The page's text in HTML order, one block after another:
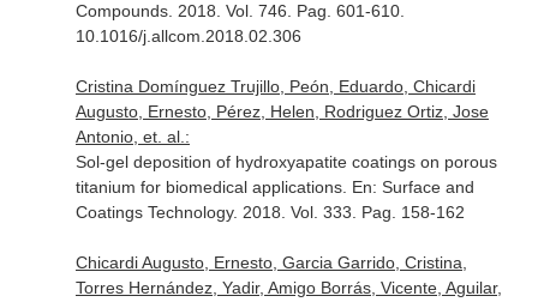
Compounds. 2018. Vol. 746. Pag. 601-610.
10.1016/j.allcom.2018.02.306
Cristina Domínguez Trujillo, Peón, Eduardo, Chicardi
Augusto, Ernesto, Pérez, Helen, Rodriguez Ortiz, Jose
Antonio, et. al.:
Sol-gel deposition of hydroxyapatite coatings on porous
titanium for biomedical applications. En: Surface and
Coatings Technology. 2018. Vol. 333. Pag. 158-162
Chicardi Augusto, Ernesto, Garcia Garrido, Cristina,
Torres Hernández, Yadir, Amigo Borrás, Vicente, Aguilar,